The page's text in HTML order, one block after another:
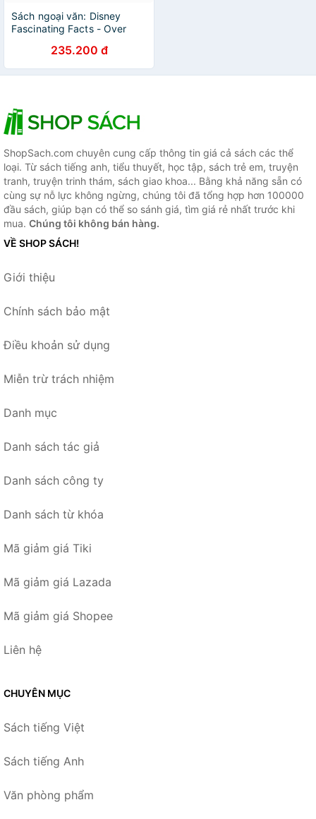
Sách ngoại văn: Disney
Fascinating Facts - Over
Curious Minds235.200 đ
ShopSach.com chuyên cung cấp thông tin giá cả sách các thể
loại. Từ sách tiếng anh, tiểu thuyết, học tập, sách trẻ em, truyện
tranh, truyện trinh thám, sách giao khoa... Bằng khả năng sẵn có
cùng sự nỗ lực không ngừng, chúng tôi đã tổng hợp hơn 100000
đầu sách, giúp bạn có thể so sánh giá, tìm giá rẻ nhất trước khi
mua. Chúng tôi không bán hàng.
VỀ SHOP SÁCH!
Giới thiệu
Chính sách bảo mật
Điều khoản sử dụng
Miễn trừ trách nhiệm
Danh mục
Danh sách tác giả
Danh sách công ty
Danh sách từ khóa
Mã giảm giá Tiki
Mã giảm giá Lazada
Mã giảm giá Shopee
Liên hệ
CHUYÊN MỤC
Sách tiếng Việt
Sách tiếng Anh
Văn phòng phẩm